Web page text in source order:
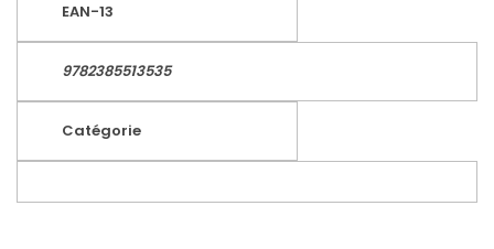
EAN-13
9782385513535
Catégorie